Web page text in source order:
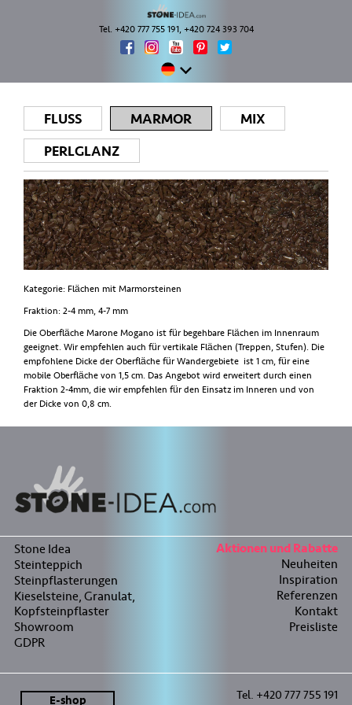
Tel. +420 777 755 191, +420 724 393 704
FLUSS MARMOR
MIX
PERLGLANZ
Kategorie: Flächen mit Marmorsteinen
Fraktion: 2-4 mm, 4-7 mm
Die Oberfläche Marone Mogano ist für begehbare Flächen im Innenraum
geeignet. Wir empfehlen auch für vertikale Flächen (Treppen, Stufen). Die
empfohlene Dicke der Oberfläche für Wandergebiete ist 1 cm, für eine
mobile Oberfläche von 1,5 cm. Das Angebot wird erweitert durch einen
Fraktion 2-4mm, die wir empfehlen für den Einsatz im Inneren und von
der Dicke von 0,8 cm.
Stone Idea
Steinteppich
Steinpflasterungen
Kieselsteine, Granulat,
Kopfsteinpflaster
Showroom
GDPR
Aktionen und Rabatte
Neuheiten
Inspiration
Referenzen
Kontakt
Preisliste
E-shop Tel. +420 777 755 191